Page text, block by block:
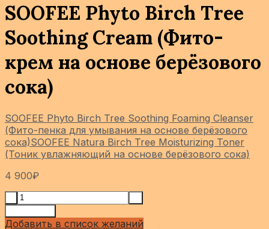
SOOFEE Phyto Birch Tree
Soothing Cream (Фито-
крем на основе берёзового
сока)
SOOFEE Phyto Birch Tree Soothing Foaming Cleanser
(Фито-пенка для умывания на основе берёзового
сока)SOOFEE Natura Birch Tree Moisturizing Toner
(Тоник увлажняющий на основе берёзового сока)
4 900₽
Добавить в список желаний